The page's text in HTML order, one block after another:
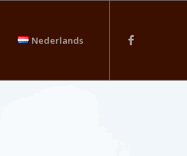
Nederlands